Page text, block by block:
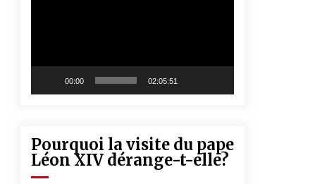
00:00 02:05:51
Pourquoi la visite du pape
Léon XIV dérange-t-elle?